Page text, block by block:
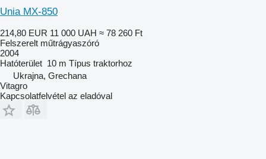
Unia MX-850
214,80 EUR 11 000 UAH ≈ 78 260 Ft
Felszerelt műtrágyaszóró
2004
Hatóterület 10 m Típus traktorhoz
Ukrajna, Grechana
Vitagro
Kapcsolatfelvétel az eladóval